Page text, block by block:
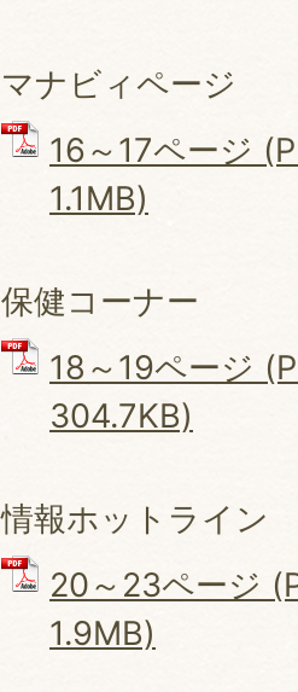
マナビィページ
16～17ページ
1.1MB)
保健コーナー
18～19ページ
304.7KB)
情報ホットライン
20～23ページ
1.9MB)